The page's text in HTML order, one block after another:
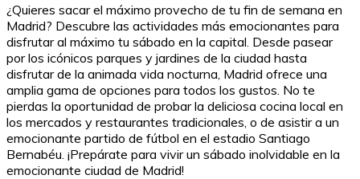
¿Quieres sacar el máximo provecho de tu fin de semana en
Madrid? Descubre las actividades más emocionantes para
disfrutar al máximo tu sábado en la capital. Desde pasear
por los icónicos parques y jardines de la ciudad hasta
disfrutar de la animada vida nocturna, Madrid ofrece una
amplia gama de opciones para todos los gustos. No te
pierdas la oportunidad de probar la deliciosa cocina local en
los mercados y restaurantes tradicionales, o de asistir a un
emocionante partido de fútbol en el estadio Santiago
Bernabéu. ¡Prepárate para vivir un sábado inolvidable en la
emocionante ciudad de Madrid!